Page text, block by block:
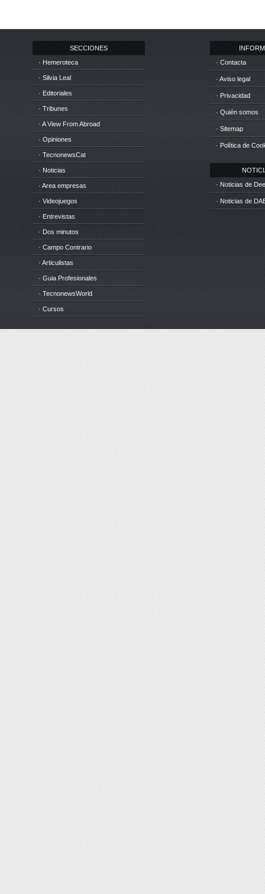
SECCIONES
· Hemeroteca
· Silvia Leal
· Editoriales
· Tribunes
· A View From Abroad
· Opiniones
· TecnonewsCat
· Noticias
· Area empresas
· Videojuegos
· Entrevistas
· Dos minutos
· Campo Contrario
· Articulistas
· Guia Profesionales
· TecnonewsWorld
· Cursos
· Contacta
· Aviso legal
· Privacidad
· Quién somos
· Sitemap
· Política de
· Noticias de
· Noticias de